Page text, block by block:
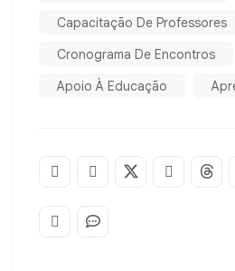
Capacitação De Professores
Cronograma De Encontros
Apoio À Educação